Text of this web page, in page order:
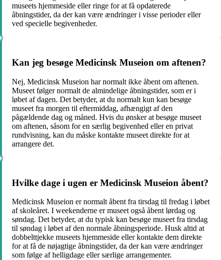
museets hjemmeside eller ringe for at få opdaterede
åbningstider, da der kan være ændringer i visse perioder eller
ved specielle begivenheder.
Kan jeg besøge Medicinsk Museion om aftenen?
Nej, Medicinsk Museion har normalt ikke åbent om aftenen.
Museet følger normalt de almindelige åbningstider, som er i
løbet af dagen. Det betyder, at du normalt kun kan besøge
museet fra morgen til eftermiddag, afhængigt af den
pågældende dag og måned. Hvis du ønsker at besøge museet
om aftenen, såsom for en særlig begivenhed eller en privat
rundvisning, kan du måske kontakte museet direkte for at
arrangere det.
Hvilke dage i ugen er Medicinsk Museion åbent?
Medicinsk Museion er normalt åbent fra tirsdag til fredag i løbet
af skoleåret. I weekenderne er museet også åbent lørdag og
søndag. Det betyder, at du typisk kan besøge museet fra tirsdag
til søndag i løbet af den normale åbningsperiode. Husk altid at
dobbelttjekke museets hjemmeside eller kontakte dem direkte
for at få de nøjagtige åbningstider, da der kan være ændringer
som følge af helligdage eller særlige arrangementer.